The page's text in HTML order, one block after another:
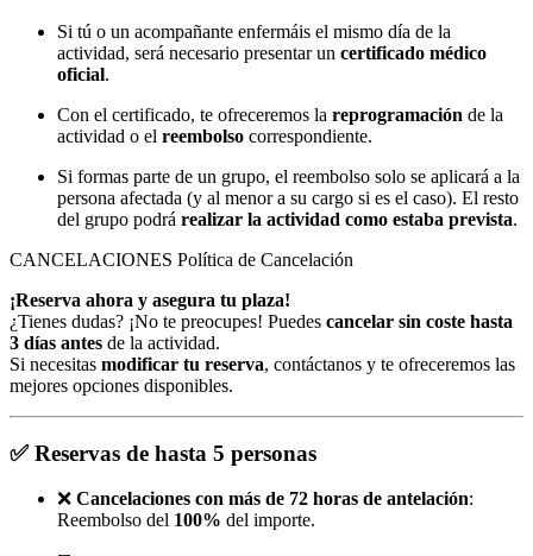
Si tú o un acompañante enfermáis el mismo día de la
actividad, será necesario presentar un certificado médico
oficial.
Con el certificado, te ofreceremos la reprogramación de la
actividad o el reembolso correspondiente.
Si formas parte de un grupo, el reembolso solo se aplicará a la
persona afectada (y al menor a su cargo si es el caso). El resto
del grupo podrá realizar la actividad como estaba prevista.
CANCELACIONES Política de Cancelación
¡Reserva ahora y asegura tu plaza!
¿Tienes dudas? ¡No te preocupes! Puedes cancelar sin coste hasta
3 días antes de la actividad.
Si necesitas modificar tu reserva, contáctanos y te ofreceremos las
mejores opciones disponibles.
✅Reservas de hasta 5 personas
❌ Cancelaciones con más de 72 horas de antelación:
Reembolso del 100% del importe.